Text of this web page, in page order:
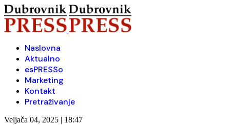
Naslovna
Aktualno
esPRESSo
Marketing
Kontakt
Pretraživanje
Veljača 04, 2025 | 18:47